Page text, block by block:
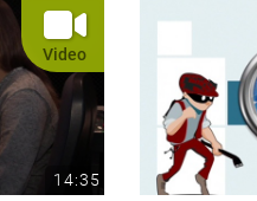
Video
14:35